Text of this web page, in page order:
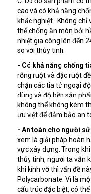
cao và có khả năng
khắc nghiệt. Không chỉ
thể chống ăn mòn bởi
nhiệt gia công lên đến
so với thủy tinh.
- Có khả năng chống
rỗng ruột và đặc ruột
chặn các tia tử ngoại
dùng và độ bền sản
không thể không kèm
ưu việt để đảm bảo an
- An toàn cho người
xem là giải pháp hoàn
vực xây dựng. Trong
thủy tinh, người ta vẫn
khi kính vỡ thì vấn đề
Polycarbonate. Vì là
cấu trúc đặc biệt, có